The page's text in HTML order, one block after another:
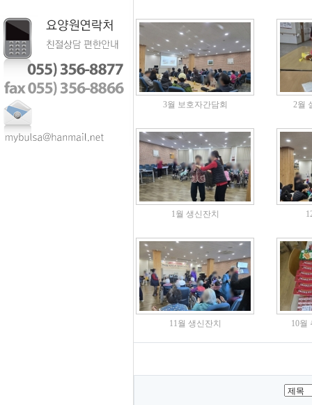
3월 보호자간담회 2월
1월 생신잔치
11월 생신잔치 10월